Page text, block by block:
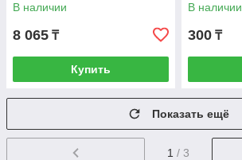
В наличии
8 065 ₸
Купить
В наличии
300 ₸
Показать ещё
1 / 3